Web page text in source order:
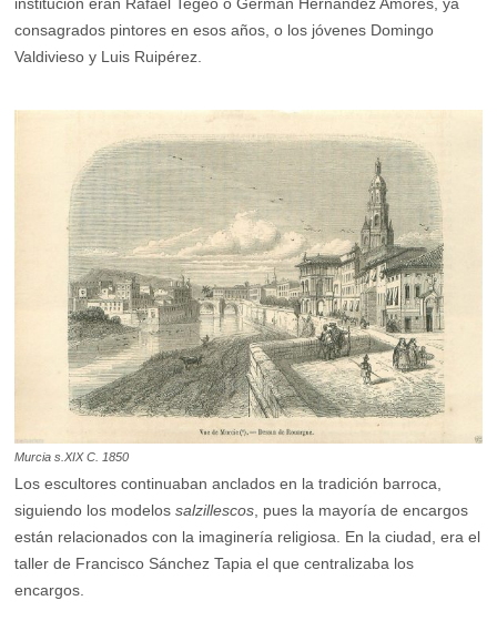
institución eran Rafael Tegeo o Germán Hernández Amores, ya
consagrados pintores en esos años, o los jóvenes Domingo
Valdivieso y Luis Ruipérez.
Murcia s.XIX C. 1850
Los escultores continuaban anclados en la tradición barroca,
siguiendo los modelossalzillescos, pues la mayoría de encargos
están relacionados con la imaginería religiosa. En la ciudad, era el
taller de Francisco Sánchez Tapia el que centralizaba los
encargos.